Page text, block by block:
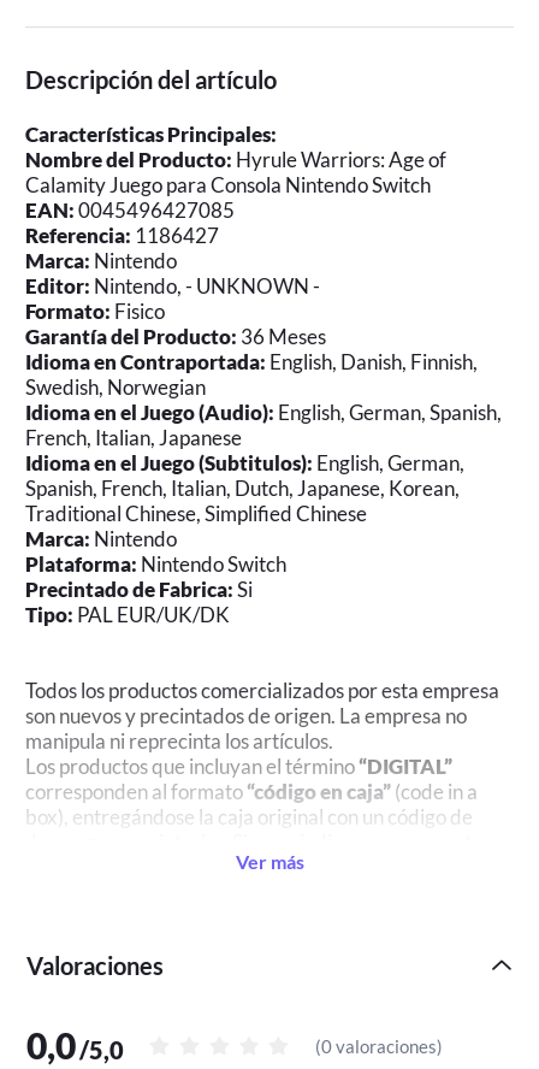
Descripción del artículo
Características Principales:
Nombre del Producto: Hyrule Warriors: Age of
Calamity Juego para Consola Nintendo Switch
EAN:0045496427085
Referencia: 1186427
Marca: Nintendo
Editor: Nintendo, - UNKNOWN -
Formato: Fisico
Garantía del Producto: 36 Meses
Idioma en Contraportada: English, Danish, Finnish,
Swedish, Norwegian
Idioma en el Juego (Audio): English, German, Spanish,
French, Italian, Japanese
Idioma en el Juego (Subtitulos): English, German,
Spanish, French, Italian, Dutch, Japanese, Korean,
Traditional Chinese, Simplified Chinese
Marca: Nintendo
Plataforma: Nintendo Switch
Precintado de Fabrica:Si
Tipo: PAL EUR/UK/DK
Todos los productos comercializados por esta empresa
son nuevos y precintados de origen. La empresa no
manipula ni reprecinta los artículos.
Los productos que incluyan el término“DIGITAL”
corresponden al formato“código en caja”(code in a
box), entregándose la caja original con un código de
que es digital, se trata de formato físico.
España:La Ley General para la Defensa de los
videojuegos físicos precintados una vez abiertos.
Ver más
Valoraciones
0,0/5,0 (0 valoraciones)